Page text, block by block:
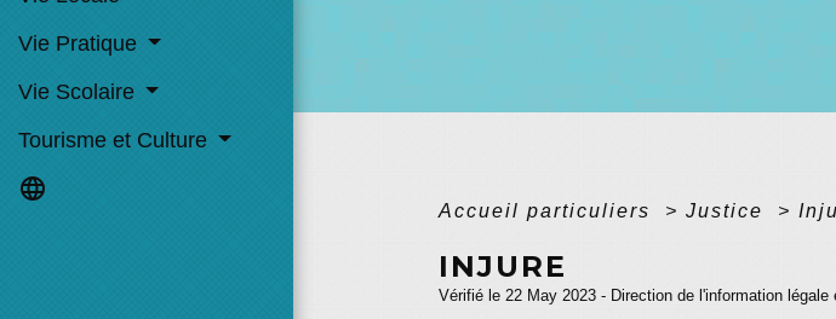
Vie Pratique
Vie Scolaire
Tourisme et Culture
language
Accueil particuliers > Justice >
INJURE
Vérifié le 22 May 2023 - Direction de l'information